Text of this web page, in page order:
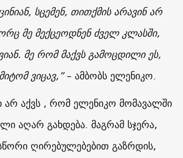
სცემენ, თითქმის არავინ არ
მე მექცეოდნენ ძველ კლასში,
მე რომ მაქვს გამოცდილი ეს,
ვიცავ,”– ამბობს ელენიკო.
არ აქვს , რომ ელენიკო მომავალში
აღარ გახდება. მაგრამ სჯერა,
ღირებულებებით გაზრდის,